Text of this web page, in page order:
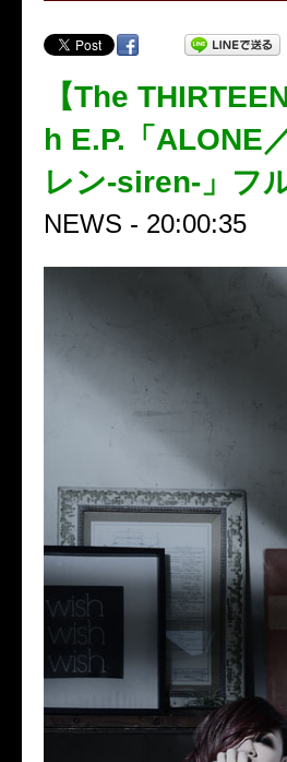
【The
h E.P.「ALONE
レン-siren-」フ
NEWS - 20:00:35